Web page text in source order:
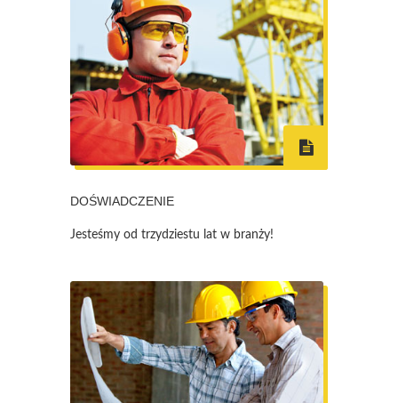
DOŚWIADCZENIE
Jesteśmy od trzydziestu lat w branży!